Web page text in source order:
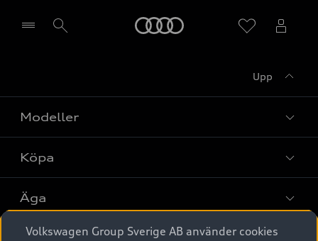
Upp
Modeller
Alla modeller
Elbilar
Köpa
Privaterbjudanden
Privatleasing
Äga
Tjänstebil
Volkswagen Group Sverige AB använder cookies